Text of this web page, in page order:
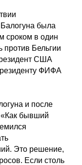
была
сроком в один
Бельгии
США
ФИФА
и после
«Как бывший
Это решение,
Если столь